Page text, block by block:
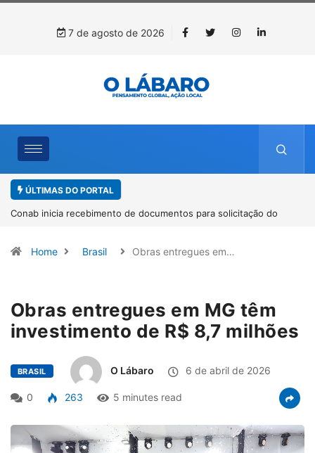
7 de agosto de 2026
ÚLTIMAS DO PORTAL
Workshop internacional debate futuro da piscicultura com
Home Brasil Obras entregues em…
Obras entregues em MG têm
investimento de R$ 8,7 milhões
BRASIL O Lábaro 6 de abril de 2026
0 263 5 minutes read